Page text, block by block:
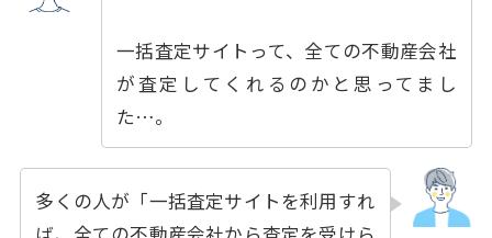
一括査定サイトって、全ての不動産会社
が査定してくれるのかと思ってまし
た…。
多くの人が「一括査定サイトを利用すれ